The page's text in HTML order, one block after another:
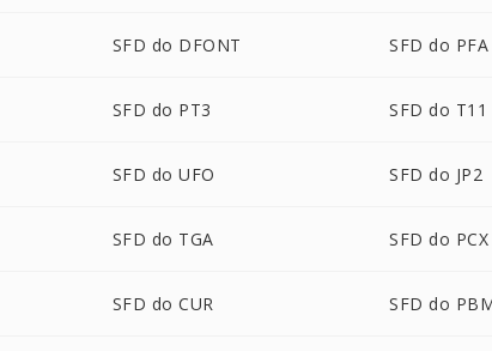
SFD do DFONT SFD do PFA
SFD do PT3 SFD do T11
SFD do UFO SFD do JP2
SFD do TGA SFD do PCX
SFD do CUR SFD do